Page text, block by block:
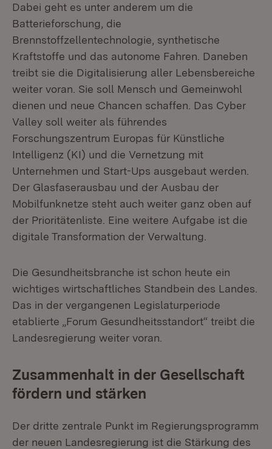
Dabei geht es unter anderem um die
Batterieforschung, die
Brennstoffzellentechnologie, synthetische
Kraftstoffe und das autonome Fahren. Daneben
treibt sie die Digitalisierung aller Lebensbereiche
weiter voran. Sie soll Mensch und Gemeinwohl
dienen und neue Chancen schaffen. Das Cyber
Valley soll weiter als führendes
Forschungszentrum Europas für Künstliche
Intelligenz (KI) und die Vernetzung mit
Unternehmen und Start-Ups ausgebaut werden.
Der Glasfaserausbau und der Ausbau der
Mobilfunknetze steht auch weiter ganz oben auf
der Prioritätenliste. Eine weitere Aufgabe ist die
digitale Transformation der Verwaltung.
Die Gesundheitsbranche ist schon heute ein
wichtiges wirtschaftliches Standbein des Landes.
Das in der vergangenen Legislaturperiode
etablierte „Forum Gesundheitsstandort“ treibt die
Landesregierung weiter voran.
Zusammenhalt in der Gesellschaft
fördern und stärken
Der dritte zentrale Punkt im Regierungsprogramm
der neuen Landesregierung ist die Stärkung des